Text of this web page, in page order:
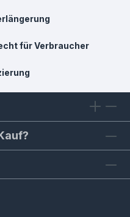
für Verbraucher